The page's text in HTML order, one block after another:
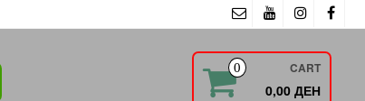
0 CART
0,00 ДЕН